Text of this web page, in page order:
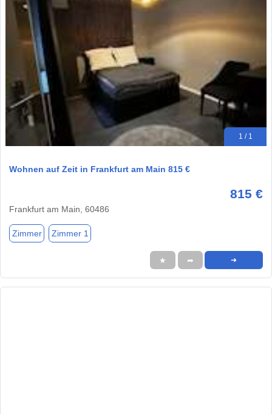
1 / 1
Wohnen auf Zeit in Frankfurt am Main 815 €
815 €
Frankfurt am Main, 60486
Zimmer Zimmer 1
★ ➦ ➜